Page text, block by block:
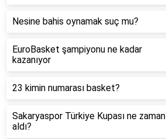
Nesine bahis oynamak suç mu?
EuroBasket şampiyonu ne kadar
kazanıyor
23 kimin numarası basket?
Sakaryaspor Türkiye Kupası ne zaman
aldı?